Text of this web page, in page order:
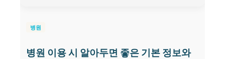
병원
병원 이용 시 알아두면 좋은 기본 정보와